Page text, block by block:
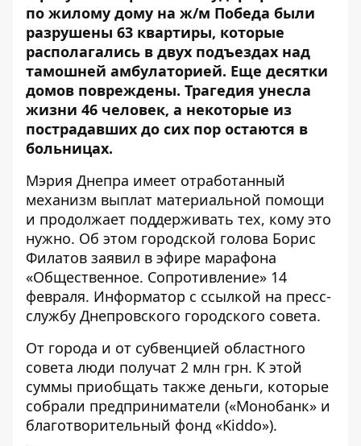
по жилому дому на ж/м Победа были
разрушены 63 квартиры, которые
располагались в двух подъездах над
тамошней амбулаторией. Еще десятки
домов повреждены. Трагедия унесла
жизни 46 человек, а некоторые из
пострадавших до сих пор остаются в
больницах.
Мэрия Днепра имеет отработанный
механизм выплат материальной помощи
и продолжает поддерживать тех, кому это
нужно. Об этом городской голова Борис
Филатов заявил в эфире марафона
«Общественное. Сопротивление» 14
февраля. Информатор с ссылкой на пресс-
службу Днепровского городского совета.
От города и от субвенцией областного
совета люди получат 2 млн грн. К этой
суммы приобщать также деньги, которые
собрали предприниматели («Монобанк» и
благотворительный фонд «Kiddo»).